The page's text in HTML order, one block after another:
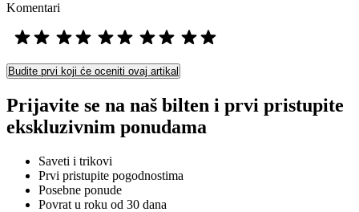
Komentari
Budite prvi koji će oceniti ovaj artikal
Prijavite se na naš bilten i prvi pristupite
ekskluzivnim ponudama
Saveti i trikovi
Prvi pristupite pogodnostima
Posebne ponude
Povrat u roku od 30 dana